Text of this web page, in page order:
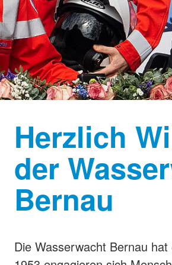
Herzlich
der
Bernau
Die Wasserwacht Bernau